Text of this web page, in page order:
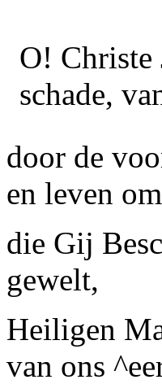
O! Christe
schade,
door de
en leven
die Gij
gewelt,
Heiligen
van ons